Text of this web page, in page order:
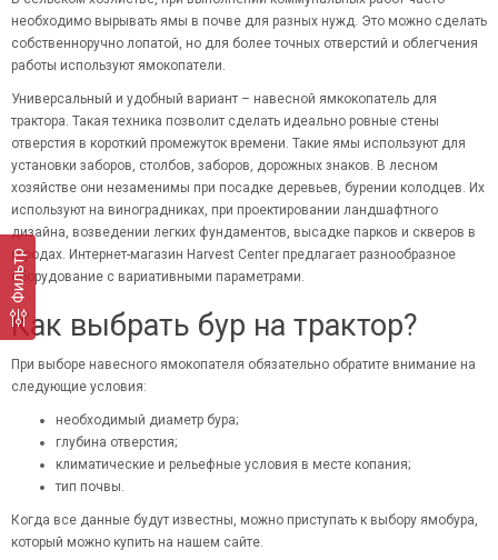
Фильтр
необходимо вырывать ямы в почве для разных нужд. Это можно сделать
собственноручно лопатой, но для более точных отверстий и облегчения
работы используют ямокопатели.
Универсальный и удобный вариант – навесной ямкокопатель для
трактора. Такая техника позволит сделать идеально ровные стены
отверстия в короткий промежуток времени. Такие ямы используют для
установки заборов, столбов, заборов, дорожных знаков. В лесном
хозяйстве они незаменимы при посадке деревьев, бурении колодцев. Их
используют на виноградниках, при проектировании ландшафтного
дизайна, возведении легких фундаментов, высадке парков и скверов в
городах. Интернет-магазин Harvest Center предлагает разнообразное
оборудование с вариативными параметрами.
Как выбрать бур на трактор?
При выборе навесного ямокопателя обязательно обратите внимание на
следующие условия:
необходимый диаметр бура;
глубина отверстия;
климатические и рельефные условия в месте копания;
тип почвы.
Когда все данные будут известны, можно приступать к выбору ямобура,
который можно купить на нашем сайте.